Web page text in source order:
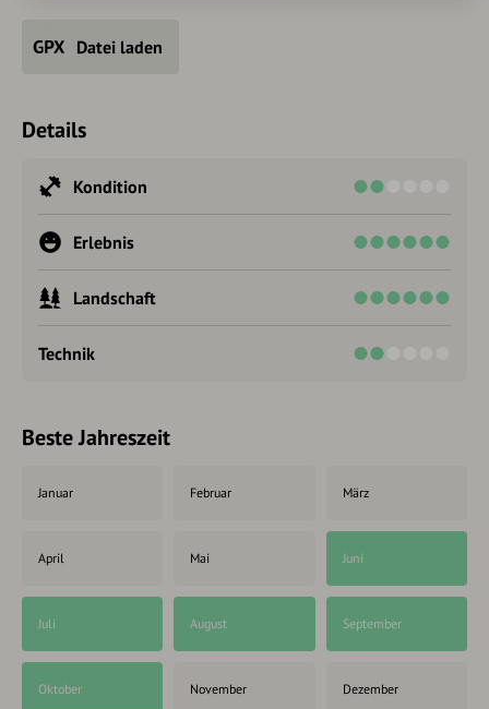
Datei laden
Details
Kondition
Erlebnis
Landschaft
Technik
Beste Jahreszeit
Januar Februar März
April Mai Juni
Juli August September
Oktober November Dezember